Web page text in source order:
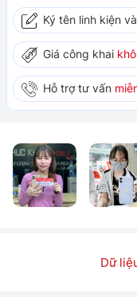
Ký tên linh kiện và
Giá công khai
Hỗ trợ tư vấn
Dữ